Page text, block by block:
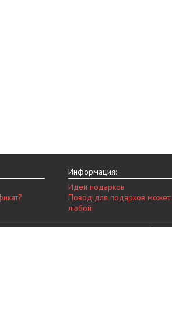
Информация:
Идеи подарков
Повод для подарков может
любой
– магазин подарочных сертификатов в